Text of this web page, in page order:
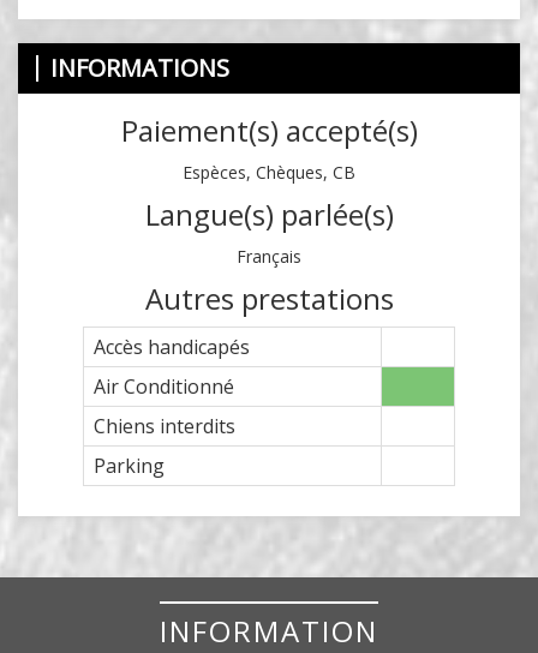
INFORMATIONS
Paiement(s) accepté(s)
Espèces, Chèques, CB
Langue(s) parlée(s)
Français
Autres prestations
Accès handicapés
Air Conditionné
Chiens interdits
Parking
INFORMATION